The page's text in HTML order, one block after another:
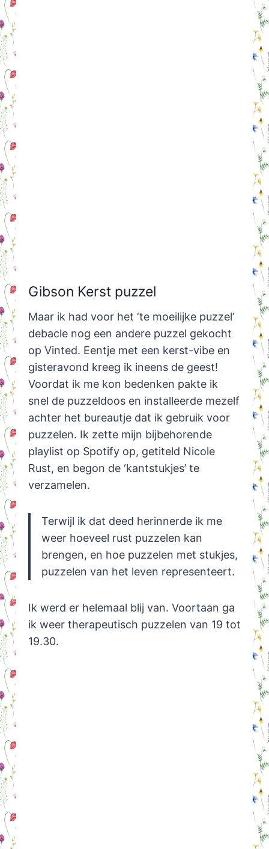
Gibson Kerst puzzel
Maar ik had voor het ‘te moeilijke puzzel’
debacle nog een andere puzzel gekocht
op Vinted. Eentje met een kerst-vibe en
gisteravond kreeg ik ineens de geest!
Voordat ik me kon bedenken pakte ik
snel de puzzeldoos en installeerde mezelf
achter het bureautje dat ik gebruik voor
puzzelen. Ik zette mijn bijbehorende
playlist op Spotify op, getiteld Nicole
Rust, en begon de ‘kantstukjes’ te
verzamelen.
Terwijl ik dat deed herinnerde ik me
weer hoeveel rust puzzelen kan
brengen, en hoe puzzelen met stukjes,
puzzelen van het leven representeert.
Ik werd er helemaal blij van. Voortaan ga
ik weer therapeutisch puzzelen van 19 tot
19.30.